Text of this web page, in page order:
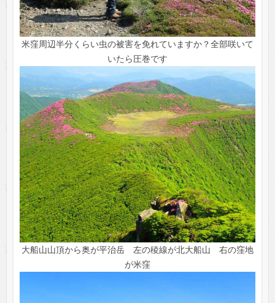
米窪周辺半分くらい虫の被害を免れていますか？全部咲いて
いたら圧巻です
大船山山頂から奥が平治岳 左の稜線が北大船山 右の窪地
が米窪